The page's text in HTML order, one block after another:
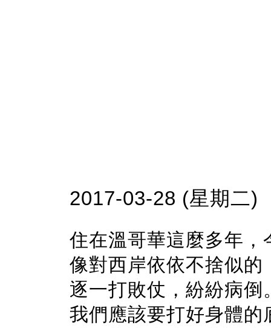
2017-03-28 (星期二)
住在溫哥華這麼多年
像對西岸依依不捨似
逐一打敗仗，紛紛病
我們應該要打好身體